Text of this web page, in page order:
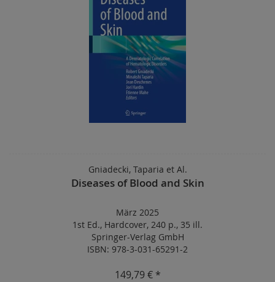
Gniadecki, Taparia et Al.
Diseases of Blood and Skin
März 2025
1st Ed., Hardcover, 240 p., 35 ill.
Springer-Verlag GmbH
ISBN: 978-3-031-65291-2
149,79 € *